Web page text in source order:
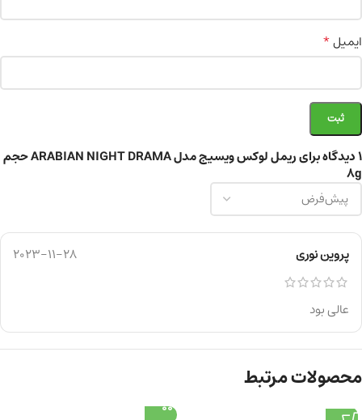
1 دیدگاه برای ریمل لوکس ویسیج مدل ARABIAN NIGHT DRAMA حجم
8g
پروین نوری 2023-11-28
عالی بود
ایمیل*
محصولات مرتبط